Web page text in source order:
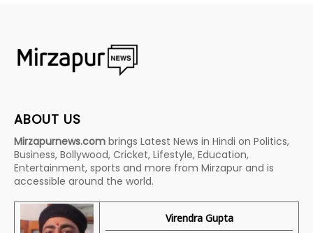
ABOUT US
Mirzapurnews.com brings Latest News in Hindi on Politics,
Business, Bollywood, Cricket, Lifestyle, Education,
Entertainment, sports and more from Mirzapur and is
accessible around the world.
Virendra Gupta